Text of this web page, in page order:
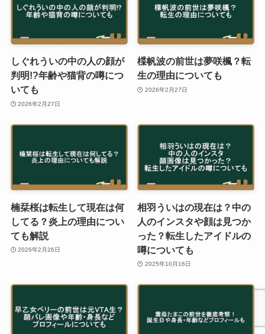
しぐれういの中の人の顔が
判明!?年齢や猫背の噂につ
いても
2026年2月27日
楪帆波の前世は夢咲楓？転
生の理由についても
2026年2月27日
楠栞桜は転生して現在は何
してる？炎上の理由につい
ても解説
2026年2月26日
相羽ういはの現在は？中の
人のインスタや顔は見つか
った？転生したアイドルの
噂についても
2025年10月16日